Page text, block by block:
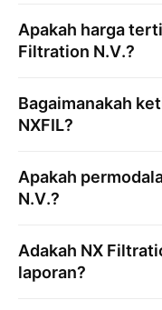
Apakah harga
Filtration N.V.?
Bagaimanakah
NXFIL?
Apakah
N.V.?
Adakah NX
laporan?